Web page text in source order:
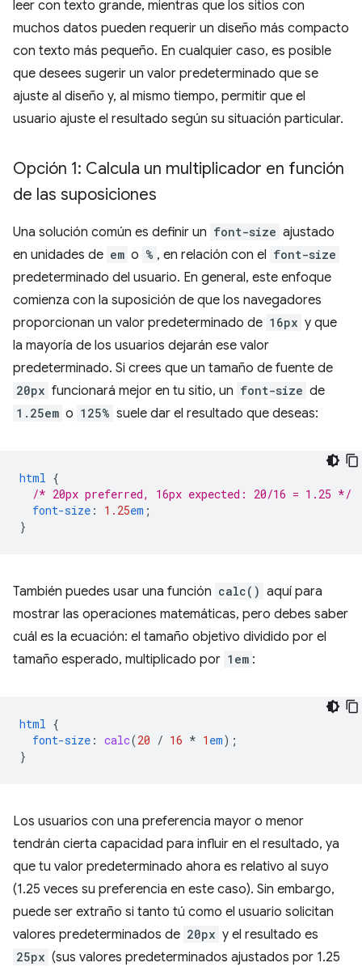
leer con texto grande, mientras que los sitios con
muchos datos pueden requerir un diseño más compacto
con texto más pequeño. En cualquier caso, es posible
que desees sugerir un valor predeterminado que se
ajuste al diseño y, al mismo tiempo, permitir que el
usuario ajuste el resultado según su situación particular.
Opción 1: Calcula un multiplicador en función
de las suposiciones
Una solución común es definir un font-size ajustado
en unidades de em o % , en relación con el font-size
predeterminado del usuario. En general, este enfoque
comienza con la suposición de que los navegadores
proporcionan un valor predeterminado de 16px y que
la mayoría de los usuarios dejarán ese valor
predeterminado. Si crees que un tamaño de fuente de
20px funcionará mejor en tu sitio, un font-size de
1.25em o 125% suele dar el resultado que deseas:
html {
/* 20px preferred, 16px expected: 20/16 = 1.25 */
font-size : 1.25em ;
}
También puedes usar una función calc() aquí para
mostrar las operaciones matemáticas, pero debes saber
cuál es la ecuación: el tamaño objetivo dividido por el
tamaño esperado, multiplicado por 1em :
html {
font-size : calc(20 / 16 * 1 em);
}
Los usuarios con una preferencia mayor o menor
tendrán cierta capacidad para influir en el resultado, ya
que tu valor predeterminado ahora es relativo al suyo
(1.25 veces su preferencia en este caso). Sin embargo,
puede ser extraño si tanto tú como el usuario solicitan
valores predeterminados de 20px y el resultado es
25px (sus valores predeterminados ajustados por 1.25